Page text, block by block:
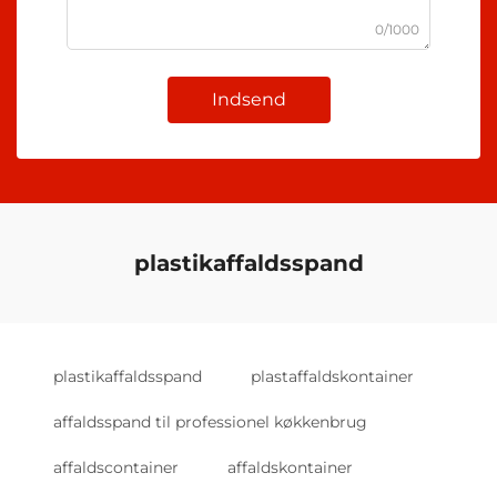
0/1000
Indsend
plastikaffaldsspand
plastikaffaldsspand plastaffaldskontainer
affaldsspand til professionel køkkenbrug
affaldscontainer affaldskontainer